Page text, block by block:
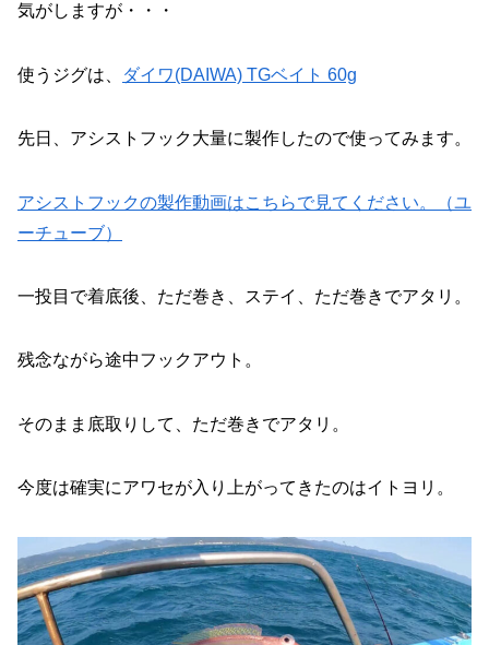
気がしますが・・・
使うジグは、 ダイワ(DAIWA) TGベイト 60g
先日、アシストフック大量に製作したので使ってみます。
アシストフックの製作動画はこちらで見てください。（ユ
ーチューブ）
一投目で着底後、ただ巻き、ステイ、ただ巻きでアタリ。
残念ながら途中フックアウト。
そのまま底取りして、ただ巻きでアタリ。
今度は確実にアワセが入り上がってきたのはイトヨリ。